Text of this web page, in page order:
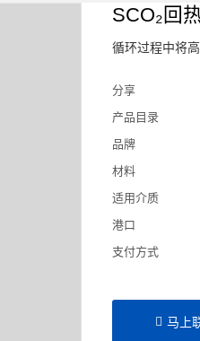
SCO₂回
循环过程中将
分享
产品目录
品牌
材料
适用介质
港口
支付方式
马上